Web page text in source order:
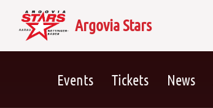
Argovia Stars
Events Tickets News